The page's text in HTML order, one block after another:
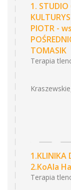
1. STUDIO
PIOTR -
TOMASIK
Terapia
1.KLINIKA
2.KoAla
Terapia